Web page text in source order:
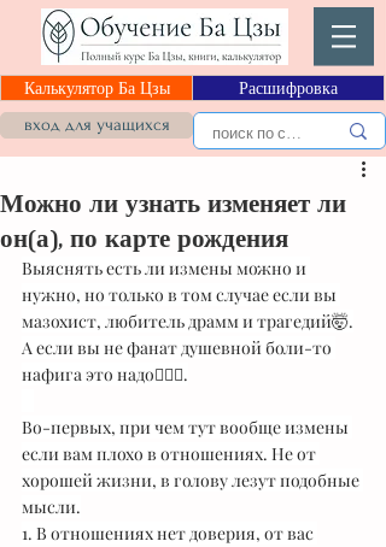
Калькулятор Ба Цзы Расшифровка
вход для учащихся
Можно ли узнать изменяет ли
он(а), по карте рождения
Выяснять есть ли измены можно и
нужно, но только в том случае если вы
мазохист, любитель драмм и трагедий🤯.
А если вы не фанат душевной боли-то
нафига это надо🤷🏻‍♀️.
Во-первых, при чем тут вообще измены
если вам плохо в отношениях. Не от
хорошей жизни, в голову лезут подобные
мысли.
1. В отношениях нет доверия, от вас